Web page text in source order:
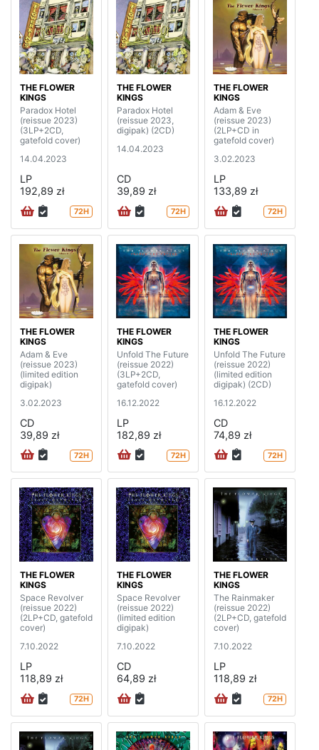
THE FLOWER
KINGS
Paradox Hotel
(reissue 2023)
(3LP+2CD,
gatefold cover)
14.04.2023
LP
192,89 zł
72H
THE FLOWER
KINGS
Paradox Hotel
(reissue 2023,
digipak) (2CD)
14.04.2023
CD
39,89 zł
72H
THE FLOWER
KINGS
Adam & Eve
(reissue 2023)
(2LP+CD in
gatefold cover)
3.02.2023
LP
133,89 zł
72H
THE FLOWER
KINGS
Adam & Eve
(reissue 2023)
(limited edition
digipak)
3.02.2023
CD
39,89 zł
72H
THE FLOWER
KINGS
Unfold The Future
(reissue 2022)
(3LP+2CD,
gatefold cover)
16.12.2022
LP
182,89 zł
72H
THE FLOWER
KINGS
Unfold The Future
(reissue 2022)
(limited edition
digipak) (2CD)
16.12.2022
CD
74,89 zł
72H
THE FLOWER
KINGS
Space Revolver
(reissue 2022)
(2LP+CD, gatefold
cover)
7.10.2022
LP
118,89 zł
72H
THE FLOWER
KINGS
Space Revolver
(reissue 2022)
(limited edition
digipak)
7.10.2022
CD
64,89 zł
THE FLOWER
KINGS
The Rainmaker
(reissue 2022)
(2LP+CD, gatefold
cover)
7.10.2022
LP
118,89 zł
72H